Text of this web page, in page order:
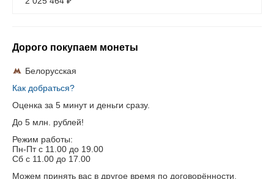
Дорого покупаем монеты
Белорусская
Как добраться?
Оценка за 5 минут и деньги сразу.
До 5 млн. рублей!
Режим работы:
Пн-Пт c 11.00 до 19.00
Сб с 11.00 до 17.00
Можем принять вас в другое время по договорённости.